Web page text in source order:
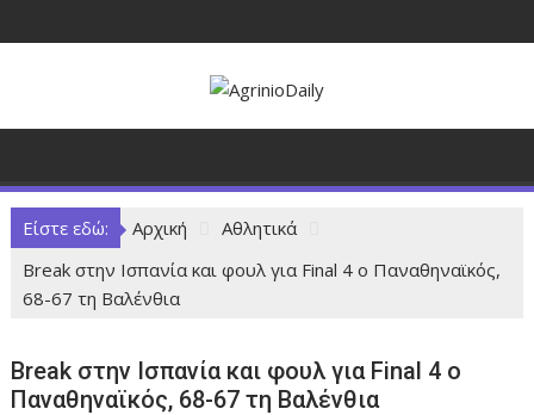
ε
σ
ε
Είστε εδώ: Αρχική
Αθλητικά
Break στην Ισπανία και φουλ για Final 4 ο Παναθηναϊκός,
68-67 τη Βαλένθια
Break στην Ισπανία και φουλ για Final 4 ο
Παναθηναϊκός, 68-67 τη Βαλένθια